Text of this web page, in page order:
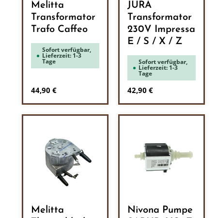
Melitta
Transformator
Trafo Caffeo
Sofort verfügbar,
Lieferzeit: 1-3
Tage
Regulärer Preis:
44,90 €
JURA
Transformator
230V Impressa
E / S / X / Z
Sofort verfügbar,
Lieferzeit: 1-3
Tage
Regulärer Preis:
42,90 €
Melitta
Nivona Pumpe